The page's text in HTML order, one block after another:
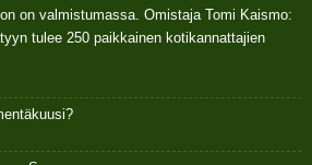
on valmistumassa. Omistaja Tomi Kaismo:
tulee 250 paikkainen kotikannattajien